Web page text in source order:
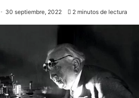
30 septiembre, 2022 2 minutos de lectura